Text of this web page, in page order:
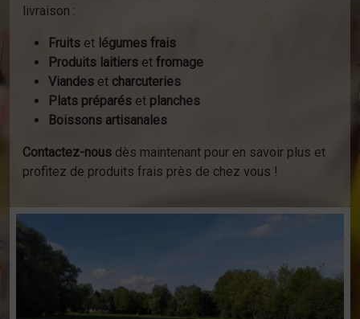
livraison :
Fruits et légumes frais
Produits laitiers et fromage
Viandes et charcuteries
Plats préparés et planches
Boissons artisanales
Contactez-nous dès maintenant pour en savoir plus et
profitez de produits frais près de chez vous !